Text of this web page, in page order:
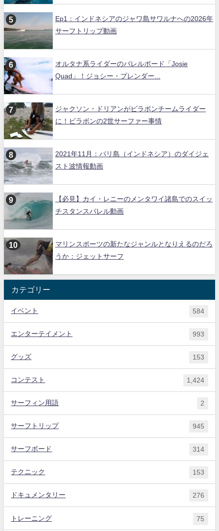
Ep1：インドネシアのジャワ島サワルナへの2026年
サーフトリップ動画
オルタナ系ライダーのバレルボード「Josie
Quad」！ジョシー・プレンダー...
ジャクソン・ドリアンがビラボンチームライダー
に！ビラボンの2世サーファー事情
2021年11月：バリ島（インドネシア）のダイジェ
スト波情報動画
【必見】カイ・レニーのメンタワイ諸島でのスイッ
チスタンスバレル動画
マリンスポーツの新たなジャンルとなりえるのだろ
うか：ジェットサーフ
カテゴリー
イベント 584
エンターテイメント 993
グッズ 153
コンテスト 1,424
サーフィン用語 2
サーフトリップ 945
サーフボード 314
テクニック 153
ドキュメンタリー 276
トレーニング 75